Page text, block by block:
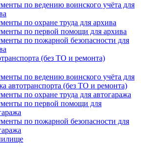
по ведению воинского учёта для
по охране труда для архива
по первой помощи для архива
по пожарной безопасности для
(без ТО и ремонта)
по ведению воинского учёта для
автотранспорта (без ТО и ремонта)
по охране труда для автогаража
по первой помощи для
по пожарной безопасности для